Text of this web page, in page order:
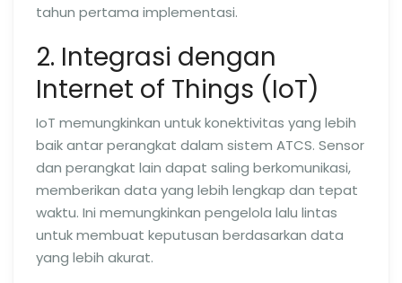
tahun pertama implementasi.
2. Integrasi dengan
Internet of Things (IoT)
IoT memungkinkan untuk konektivitas yang lebih
baik antar perangkat dalam sistem ATCS. Sensor
dan perangkat lain dapat saling berkomunikasi,
memberikan data yang lebih lengkap dan tepat
waktu. Ini memungkinkan pengelola lalu lintas
untuk membuat keputusan berdasarkan data
yang lebih akurat.